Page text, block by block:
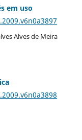
em uso
Alves de Meira